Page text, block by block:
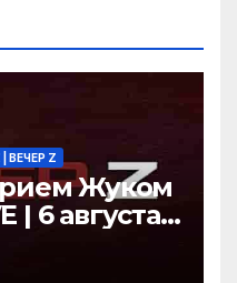
ВЕЧЕР Z
Жуком
| 6 августа